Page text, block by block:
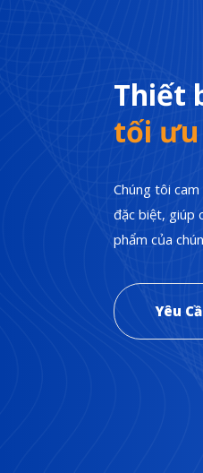
Thiết
tối ưu
Chúng tôi
đặc biệt, giúp
phẩm của
Yêu